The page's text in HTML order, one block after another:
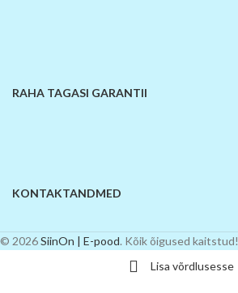
RAHA TAGASI GARANTII
KONTAKTANDMED
© 2026SiinOn | E-pood. Kõik õigused kaitstud!
Lisa võrdlusesse